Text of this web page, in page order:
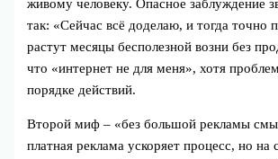
живому человеку. Опасное заблуждение
так: «Сейчас всё доделаю, и тогда точно
растут месяцы бесполезной возни без
что «интернет не для меня», хотя
порядке действий.
Второй миф – «без большой рекламы
платная реклама ускоряет процесс, но на